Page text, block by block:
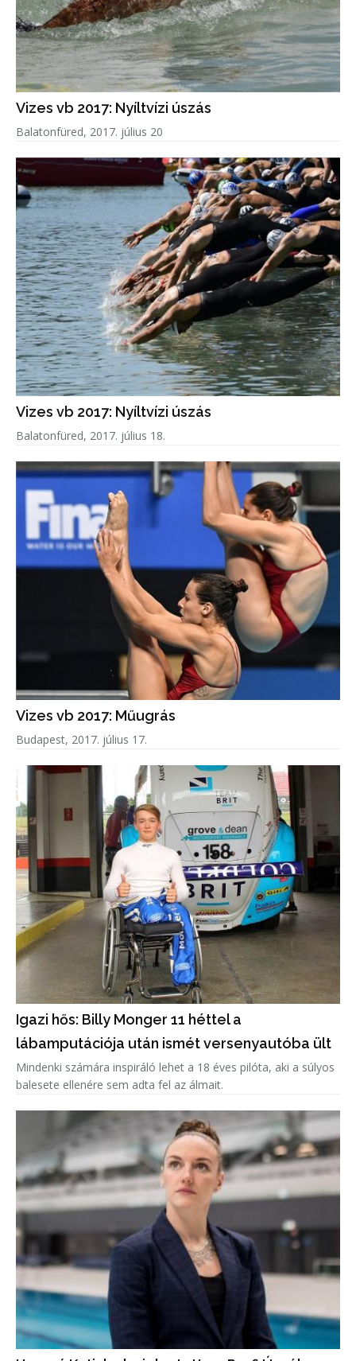
Vizes vb 2017: Nyíltvízi úszás
Balatonfüred, 2017. július 20
Vizes vb 2017: Nyíltvízi úszás
Balatonfüred, 2017. július 18.
Vizes vb 2017: Műugrás
Budapest, 2017. július 17.
Igazi hős: Billy Monger 11 héttel a
lábamputációja után ismét versenyautóba ült
Mindenki számára inspiráló lehet a 18 éves pilóta, aki a súlyos
balesete ellenére sem adta fel az álmait.